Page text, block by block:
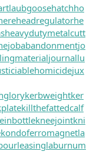
hatchho
headregulatorhe
heavydutymetalcutt
jobabandonmentjo
journallu
jux
kerbweightker
killthefattedcalf
kneejointkni
kondoferromagnetla
laburnum